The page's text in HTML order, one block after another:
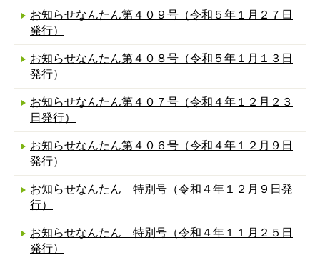
お知らせなんたん第４０９号（令和５年１月２７日
発行）
お知らせなんたん第４０８号（令和５年１月１３日
発行）
お知らせなんたん第４０７号（令和４年１２月２３
日発行）
お知らせなんたん第４０６号（令和４年１２月９日
発行）
お知らせなんたん 特別号（令和４年１２月９日発
行）
お知らせなんたん 特別号（令和４年１１月２５日
発行）